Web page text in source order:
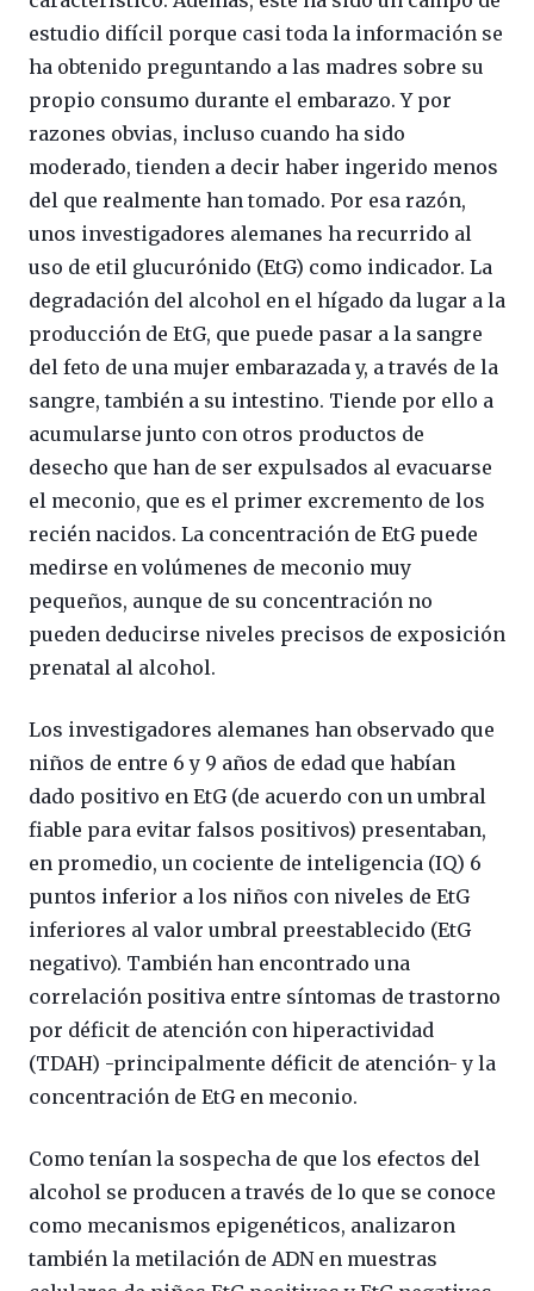
estudio difícil porque casi toda la información se
ha obtenido preguntando a las madres sobre su
propio consumo durante el embarazo. Y por
razones obvias, incluso cuando ha sido
moderado, tienden a decir haber ingerido menos
del que realmente han tomado. Por esa razón,
unos investigadores alemanes ha recurrido al
uso de etil glucurónido (EtG) como indicador. La
degradación del alcohol en el hígado da lugar a la
producción de EtG, que puede pasar a la sangre
del feto de una mujer embarazada y, a través de la
sangre, también a su intestino. Tiende por ello a
acumularse junto con otros productos de
desecho que han de ser expulsados al evacuarse
el meconio, que es el primer excremento de los
recién nacidos. La concentración de EtG puede
medirse en volúmenes de meconio muy
pequeños, aunque de su concentración no
pueden deducirse niveles precisos de exposición
prenatal al alcohol.
Los investigadores alemanes han observado que
niños de entre 6 y 9 años de edad que habían
dado positivo en EtG (de acuerdo con un umbral
fiable para evitar falsos positivos) presentaban,
en promedio, un cociente de inteligencia (IQ) 6
puntos inferior a los niños con niveles de EtG
inferiores al valor umbral preestablecido (EtG
negativo). También han encontrado una
correlación positiva entre síntomas de trastorno
por déficit de atención con hiperactividad
(TDAH) -principalmente déficit de atención- y la
concentración de EtG en meconio.
Como tenían la sospecha de que los efectos del
alcohol se producen a través de lo que se conoce
como mecanismos epigenéticos, analizaron
también la metilación de ADN en muestras